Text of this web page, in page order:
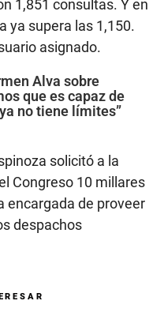
1,851 consultas. Y en
ya supera las 1,150.
asignado.
Alva sobre
que es capaz de
no tiene límites”
solicitó a la
Congreso 10 millares
encargada de proveer
despachos